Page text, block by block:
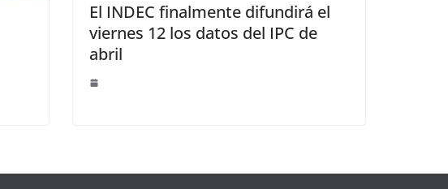
El INDEC finalmente difundirá el
viernes 12 los datos del IPC de
abril